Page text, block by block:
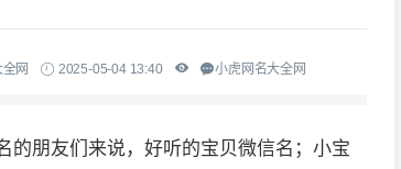
网 2025-05-04 13:40 小虎网名大全网
的朋友们来说，好听的宝贝微信名；小宝